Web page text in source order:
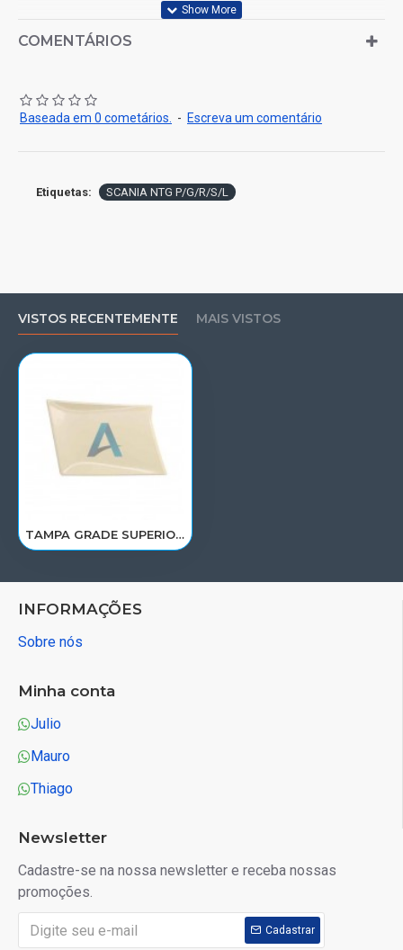
COMENTÁRIOS
Baseada em 0 cometários. - Escreva um comentário
Etiquetas: SCANIA NTG P/G/R/S/L
VISTOS RECENTEMENTE MAIS VISTOS
TAMPA GRADE SUPERIOR SCANIA NTG P/G/R/S/L LD 2324347
INFORMAÇÕES
Sobre nós
Minha conta
Julio
Mauro
Thiago
Newsletter
Cadastre-se na nossa newsletter e receba nossas
promoções.
Cadastrar